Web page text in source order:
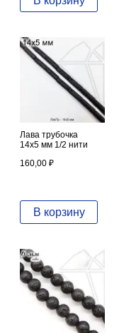
Лава трубочка
14х5 мм 1/2 нити
160,00 ₽
В корзину